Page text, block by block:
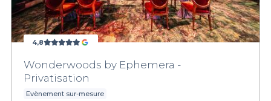
4,8
Wonderwoods by Ephemera -
Privatisation
Evènement sur-mesure